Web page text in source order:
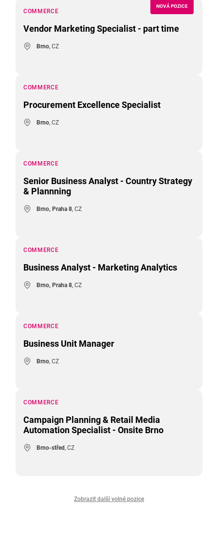
NOVÁ POZICE
COMMERCE
Vendor Marketing Specialist - part time
Brno, CZ
COMMERCE
Procurement Excellence Specialist
Brno, CZ
COMMERCE
Senior Business Analyst - Country Strategy
& Plannning
Brno, Praha 8, CZ
COMMERCE
Business Analyst - Marketing Analytics
Brno, Praha 8, CZ
COMMERCE
Business Unit Manager
Brno, CZ
COMMERCE
Campaign Planning & Retail Media
Automation Specialist - Onsite Brno
Brno-střed, CZ
Zobrazit další volné pozice